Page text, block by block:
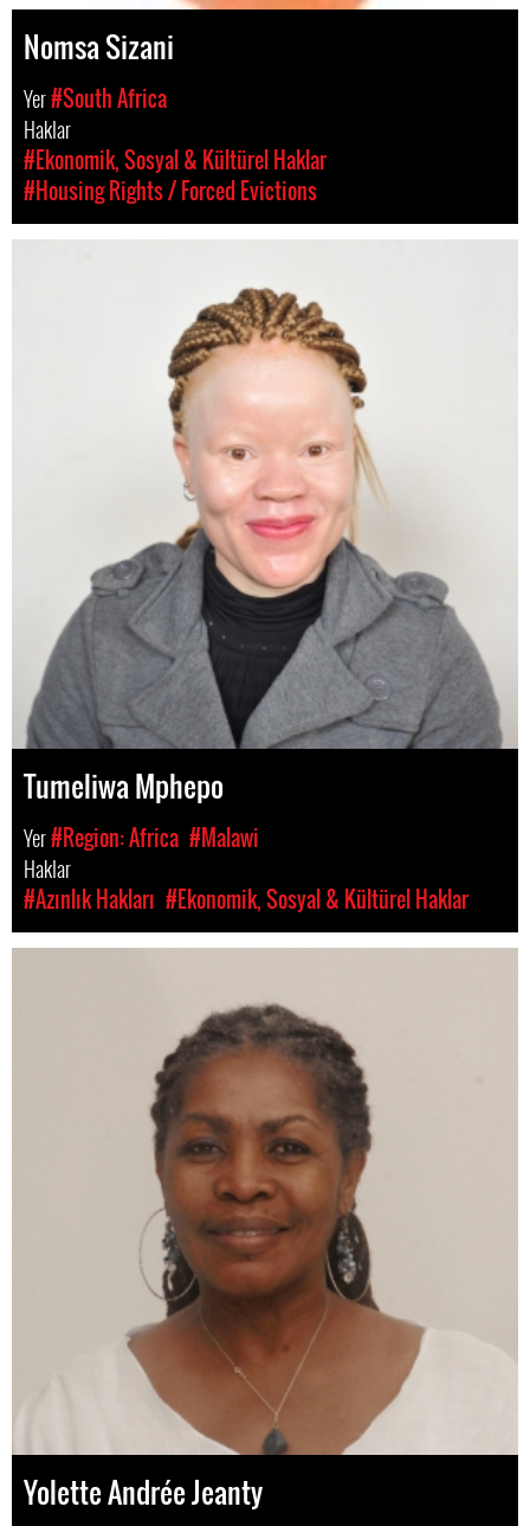
Nomsa Sizani
Yer#South Africa
Haklar
#Ekonomik, Sosyal & Kültürel Haklar
#Housing Rights / Forced Evictions
Tumeliwa Mphepo
Yer#Region: Africa #Malawi
Haklar
#Azınlık Hakları #Ekonomik, Sosyal & Kültürel Haklar
Yolette Andrée Jeanty